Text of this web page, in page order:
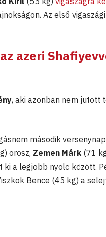
Az első
azeri
, aki azonban nem jutott
második
orosz, Zemen Márk (71
a legjobb nyolc között.
Bence (45 kg) a